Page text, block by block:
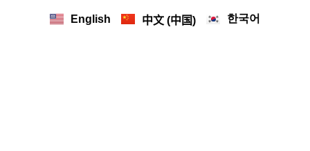
English 中文 (中国) 한국어